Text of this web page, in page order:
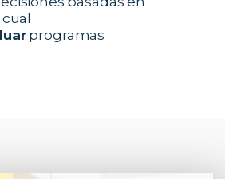
programas